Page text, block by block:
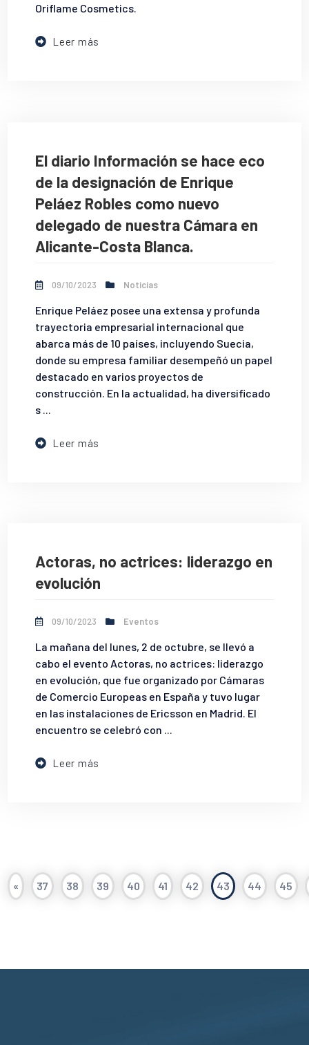
Oriflame Cosmetics.
Leer más
El diario Información se hace eco
de la designación de Enrique
Peláez Robles como nuevo
delegado de nuestra Cámara en
Alicante-Costa Blanca.
09/10/2023 Noticias
Enrique Peláez posee una extensa y profunda
trayectoria empresarial internacional que
abarca más de 10 países, incluyendo Suecia,
donde su empresa familiar desempeñó un papel
destacado en varios proyectos de
construcción. En la actualidad, ha diversificado
s ...
Leer más
Actoras, no actrices: liderazgo en
evolución
09/10/2023 Eventos
La mañana del lunes, 2 de octubre, se llevó a
cabo el evento Actoras, no actrices: liderazgo
en evolución, que fue organizado por Cámaras
de Comercio Europeas en España y tuvo lugar
en las instalaciones de Ericsson en Madrid. El
encuentro se celebró con ...
Leer más
« 37 38 39 40 41 42 43 44 45